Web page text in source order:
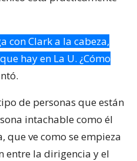
con Clark a la cabeza,
hay en La U. ¿Cómo
de personas que están
intachable como él
que ve como se empieza
entre la dirigencia y el